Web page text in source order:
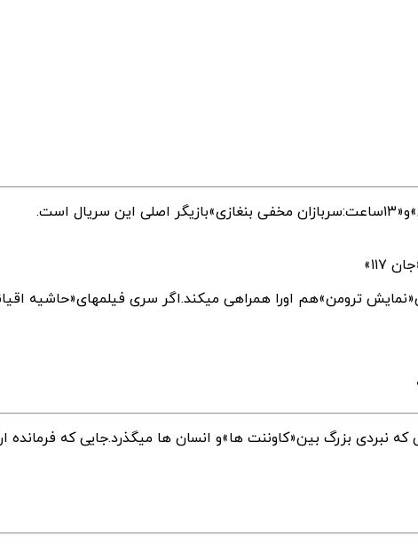
است.
ترومن»هم اورا همراهی میکند.اگر سری فیلمهای«حاشیه